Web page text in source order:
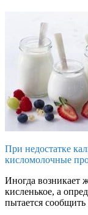
При недостатке
кисломолочные
Иногда возникает
кисленькое, а
пытается сообщить